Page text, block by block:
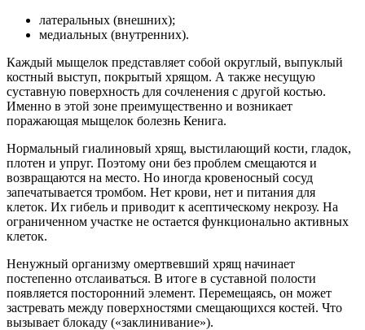
латеральных (внешних);
медиальных (внутренних).
Каждый мыщелок представляет собой округлый, выпуклый
костный выступ, покрытый хрящом. А также несущую
суставную поверхность для сочленения с другой костью.
Именно в этой зоне преимущественно и возникает
поражающая мыщелок болезнь Кенига.
Нормальный гиалиновый хрящ, выстилающий кости, гладок,
плотен и упруг. Поэтому они без проблем смещаются и
возвращаются на место. Но иногда кровеносный сосуд
запечатывается тромбом. Нет крови, нет и питания для
клеток. Их гибель и приводит к асептическому некрозу. На
ограниченном участке не остается функционально активных
клеток.
Ненужный организму омертвевший хрящ начинает
постепенно отслаиваться. В итоге в суставной полости
появляется посторонний элемент. Перемещаясь, он может
застревать между поверхностями смещающихся костей. Что
вызывает блокаду («заклинивание»).